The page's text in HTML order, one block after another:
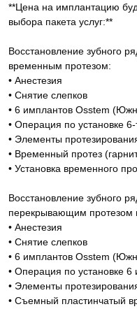
**Цена на имплантацию
выбора пакета услуг:**
Восстановление зубного
временным протезом:
• Анестезия
• Снятие слепков
• 6 имплантов Osstem
• Операция по установке
• Элементы
• Временный протез
• Установка временного
Восстановление зубного
перекрывающим протезом
• Анестезия
• Снятие слепков
• 6 имплантов Osstem
• Операция по установке 6
• Элементы
• Съемный пластинчатый